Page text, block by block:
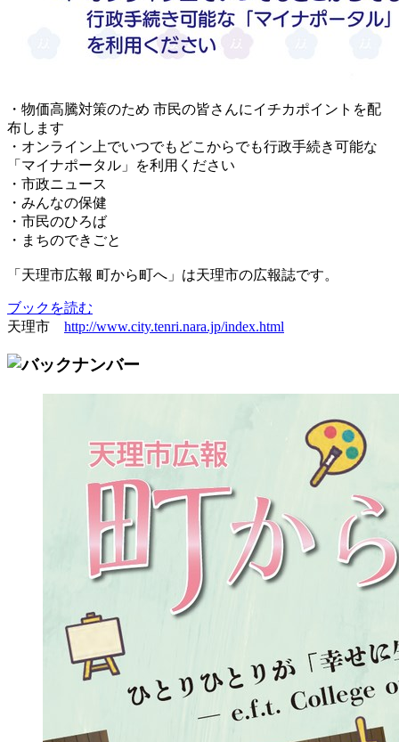
・物価高騰対策のため 市民の皆さんにイチカポイントを配
布します
・オンライン上でいつでもどこからでも行政手続き可能な
「マイナポータル」を利用ください
・市政ニュース
・みんなの保健
・市民のひろば
・まちのできごと
「天理市広報 町から町へ」は天理市の広報誌です。
ブックを読む
天理市 http://www.city.tenri.nara.jp/index.html